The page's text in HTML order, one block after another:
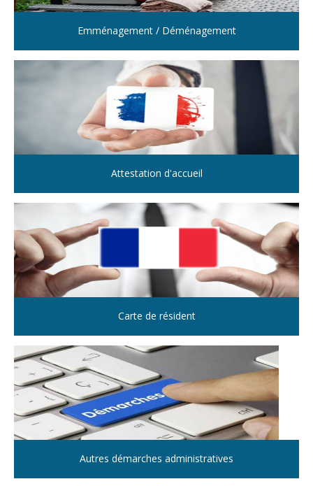
Emménagement / Déménagement
Attestation d'accueil
Carte de résident
Autres démarches administratives